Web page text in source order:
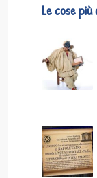
Le cose